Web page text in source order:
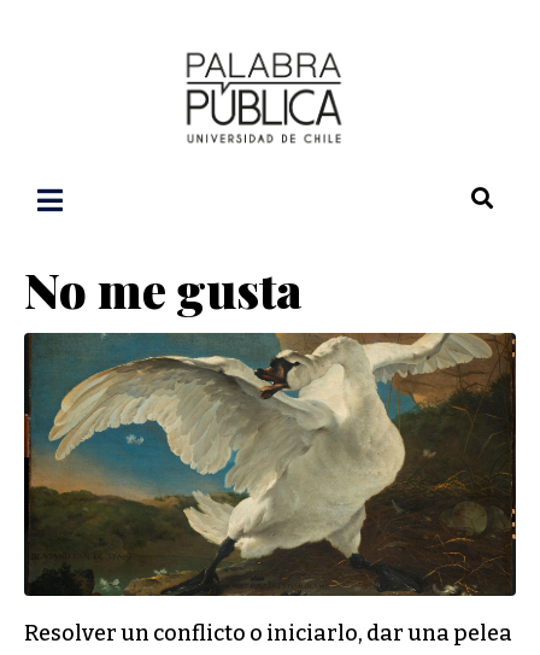
No me gusta
Resolver un conflicto o iniciarlo, dar una pelea